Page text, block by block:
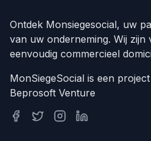
Ontdek Monsiegesocial, uw
van uw onderneming. Wij zijn
eenvoudig commercieel
MonSiegeSocial is een
Beprosoft Venture